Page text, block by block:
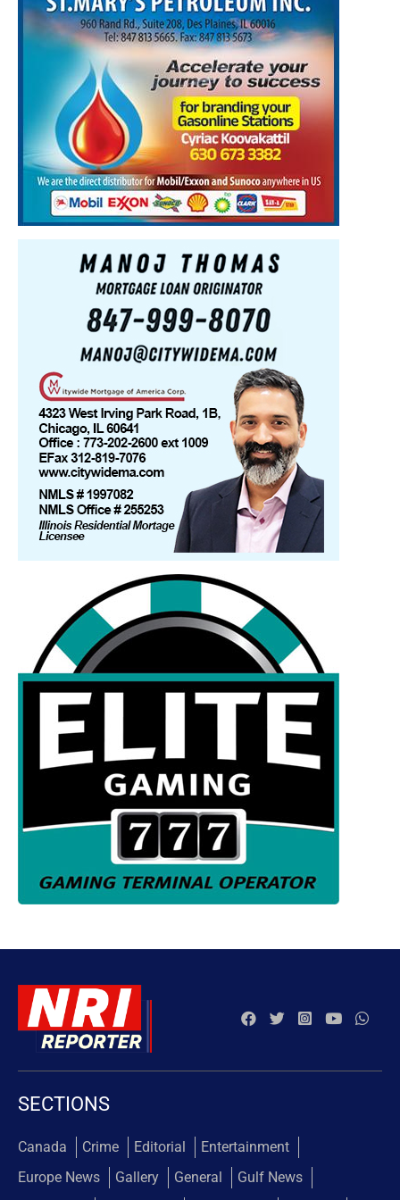
SECTIONS
Canada Crime Editorial
Entertainment
Europe News
Gallery General
Gulf News